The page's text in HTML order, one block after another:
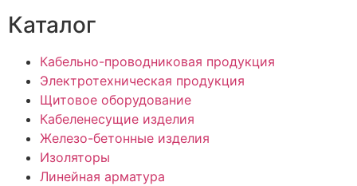
Каталог
Кабельно-проводниковая продукция
Электротехническая продукция
Щитовое оборудование
Кабеленесущие изделия
Железо-бетонные изделия
Изоляторы
Линейная арматура